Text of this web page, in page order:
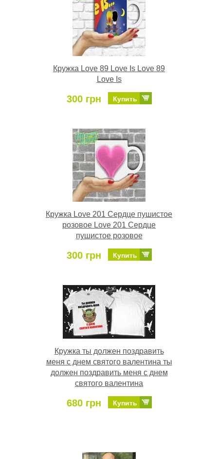
Кружка Love 89 Love Is Love 89
Love Is
300 грн Купить
Кружка Love 201 Сердце пушистое
розовое Love 201 Сердце
пушистое розовое
300 грн Купить
Кружка ты должен поздравить
меня с днем святого валентина ты
должен поздравить меня с днем
святого валентина
680 грн Купить